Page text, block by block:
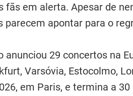
fãs em alerta. Apesar de
apontar para o
29 concertos na
Varsóvia, Estocolmo,
em Paris, e termina a